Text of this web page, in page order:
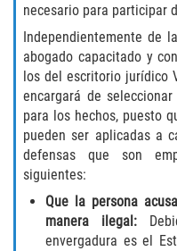
Child
Criminal
Domestic
Elder Abuse
Failure to
Violation of
necesario para participar
Independientemente de
abogado capacitado y
los del escritorio jurídico
encargará de
para los hechos, puesto
pueden ser aplicadas a
defensas que son
siguientes:
Que la persona
manera ilegal:
envergadura es el